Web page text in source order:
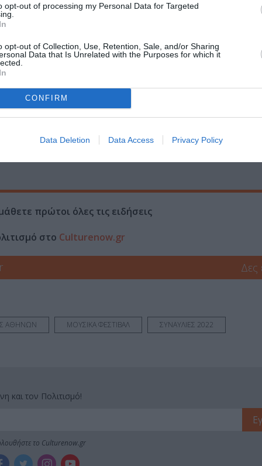
opt-out of processing my Personal Data for Targeted
opt-out of Collection, Use, Retention, Sale, and/or Sharing
Data that Is Unrelated with the Purposes for which it
CONFIRM
Data Deletion Data Access Privacy Policy
Τοποθεσία:
Σοφίας & Κόκκαλη, Αθήνα
| 16 € | 26 € | 34 € | 42 € | 52 € | 60 €
και πάνω: - 25%
πρώτοι όλες τις ειδήσεις
στο Culturenow.gr
Δες
ΑΘΗΝΩΝ ΜΟΥΣΙΚΑ ΦΕΣΤΙΒΑΛ
ΣΥΝΑΥΛΙΕΣ 2022
και τον Πολιτισμό!
το Culturenow.gr